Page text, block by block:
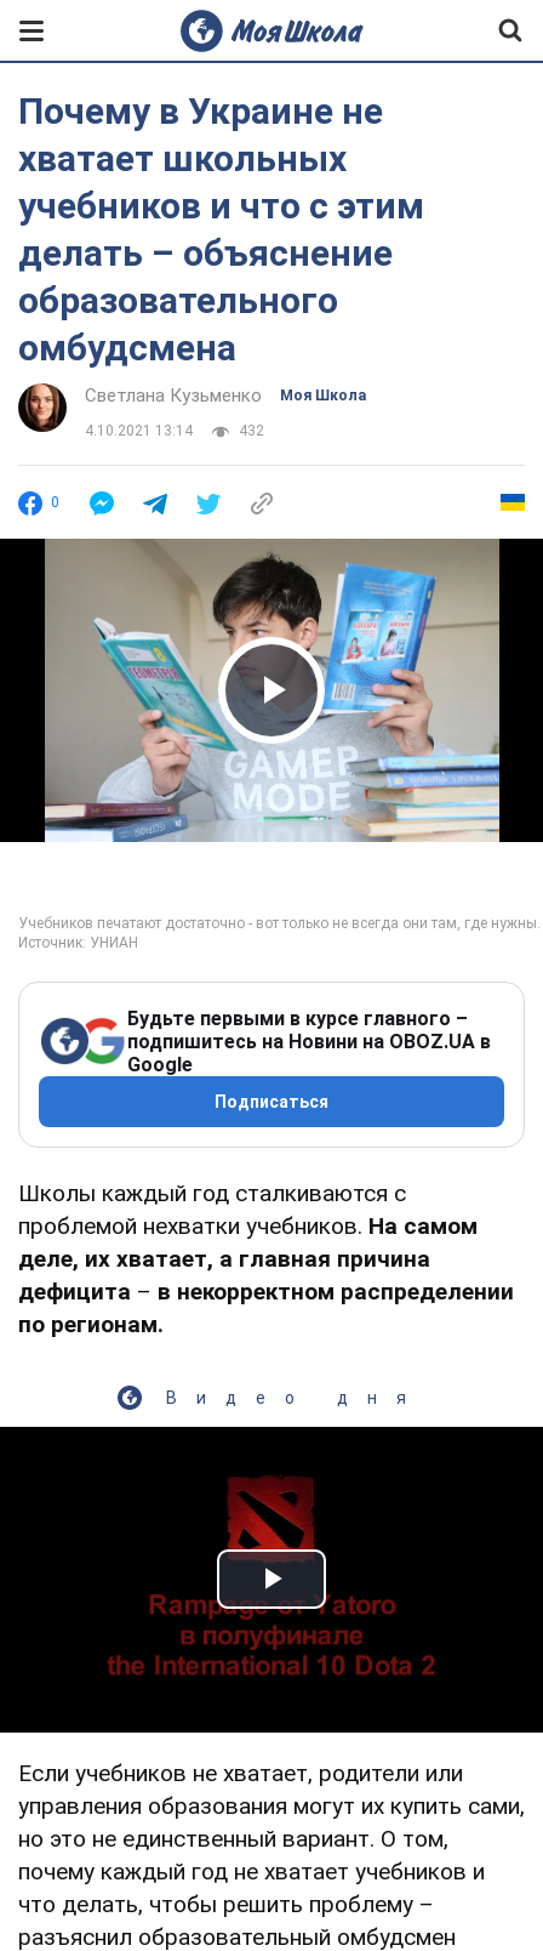
Почему в Украине не
хватает школьных
учебников и что с этим
делать – объяснение
образовательного
омбудсмена
Светлана Кузьменко Моя Школа
4.10.2021 13:14 432
0
Play Video
Будьте первыми в курсе главного –
подпишитесь на Новини на OBOZ.UA в
Google
Подписаться
Школы каждый год сталкиваются с
проблемой нехватки учебников. На самом
деле, их хватает, а главная причина
дефицита – в некорректном распределении
по регионам.
Видео дня
Play Video
Если учебников не хватает, родители или
управления образования могут их купить сами,
но это не единственный вариант. О том,
почему каждый год не хватает учебников и
что делать, чтобы решить проблему –
разъяснил образовательный омбудсмен